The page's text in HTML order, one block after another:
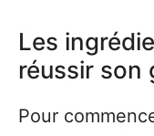
Les
réussir son
Pour